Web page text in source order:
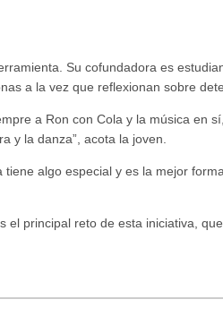
Su cofundadora es
a la vez que reflexionan sobre
a Ron con Cola y la música en
y la danza”, acota la joven.
algo especial y es la mejor
principal reto de esta iniciativa,